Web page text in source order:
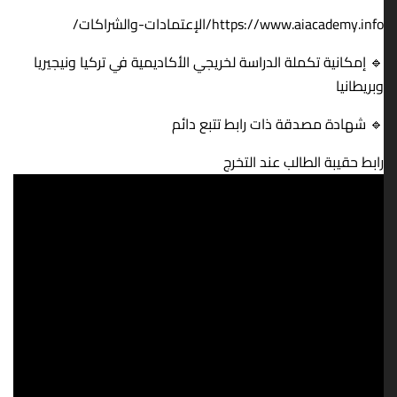
https://www.aiacademy.info/الإعتمادات-والشراكات/
🔹 إمكانية تكملة الدراسة لخريجي الأكاديمية في تركيا ونيجيريا
وبريطانيا
🔹 شهادة مصدقة ذات رابط تتبع دائم
رابط حقيبة الطالب عند التخرج